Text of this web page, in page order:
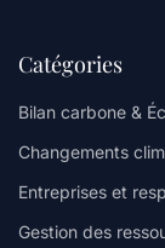
Catégories
Bilan carbone &
Changements
Entreprises et
Gestion des